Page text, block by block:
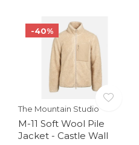
-40%
The Mountain Studio
M-11 Soft Wool Pile
Jacket - Castle Wall